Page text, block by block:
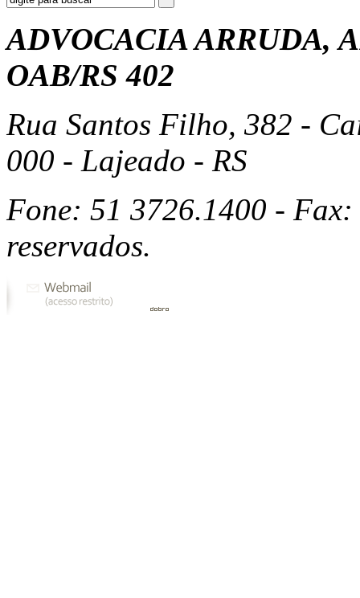
ADVOCACIA ARRUDA,
OAB/RS 402
Rua Santos Filho, 382 -
000 - Lajeado - RS
Fone: 51 3726.1400 -
reservados.